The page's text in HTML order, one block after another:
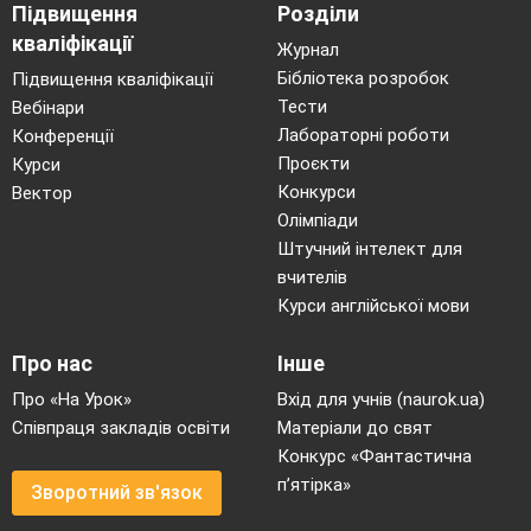
приправа.
Заклика всіх наш ліцей,
Страва завжди в моді:
їжте смачний вінегрет
й будете здорові!
ВАРЕНИКИ
Підвищення
кваліфікації
Підвищення кваліфікації
Вебінари
Конференції
Курси
Вектор
Розділи
Журнал
Бібліотека розробок
Тести
Лабораторні роботи
Проєкти
Конкурси
Олімпіади
Штучний інтелект для
вчителів
Курси англійської мови
Про нас
Про «На Урок»
Співпраця закладів освіти
Зворотний зв'язок
Інше
Вхід для учнів (naurok.ua)
Матеріали до свят
Конкурс «Фантастична
п’ятірка»